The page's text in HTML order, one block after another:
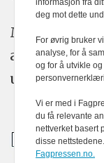
Medier24s
ansvar for
uten bruk av
informasjon fra
deg mot dette
For øvrig bruker
analyse, for å
og for å utvikle
Vi er med i
du få relevante
nettverket basert
disse
Fagpressen.no.